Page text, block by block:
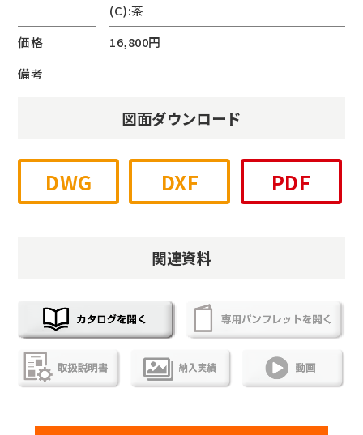
(C):茶
価格
16,800円
備考
図面ダウンロード
DWG DXF PDF
関連資料